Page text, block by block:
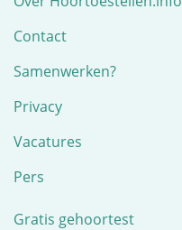
Contact
Samenwerken?
Privacy
Vacatures
Pers
Gratis gehoortest